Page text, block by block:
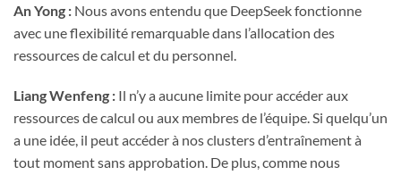
An Yong : Nous avons entendu que DeepSeek fonctionne
avec une flexibilité remarquable dans l’allocation des
ressources de calcul et du personnel.
Liang Wenfeng : Il n’y a aucune limite pour accéder aux
ressources de calcul ou aux membres de l’équipe. Si quelqu’un
a une idée, il peut accéder à nos clusters d’entraînement à
tout moment sans approbation. De plus, comme nous